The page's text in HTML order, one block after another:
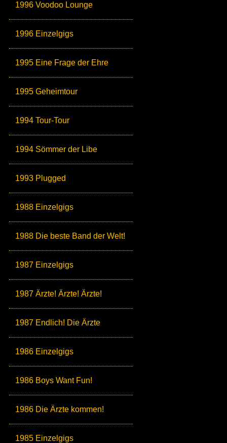
1996 Voodoo Lounge
1996 Einzelgigs
1995 Eine Frage der Ehre
1995 Geheimtour
1994 Tour-Tour
1994 Sömmer der Libe
1993 Plugged
1988 Einzelgigs
1988 Die beste Band der Welt!
1987 Einzelgigs
1987 Ärzte! Ärzte! Ärzte!
1987 Endlich! Die Ärzte
1986 Einzelgigs
1986 Boys Want Fun!
1986 Die Ärzte kommen!
1985 Einzelgigs